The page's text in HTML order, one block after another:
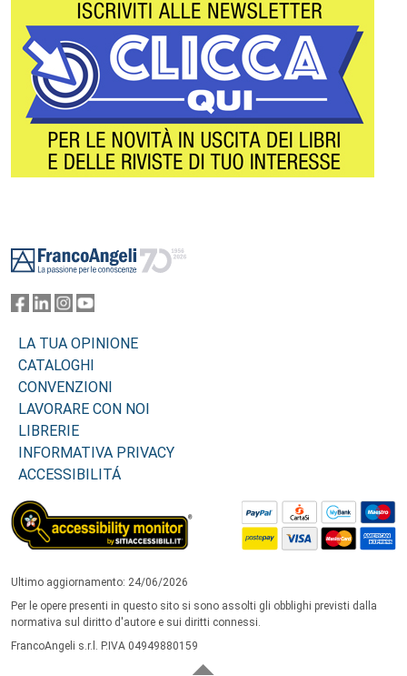
LA TUA OPINIONE
CATALOGHI
CONVENZIONI
LAVORARE CON NOI
LIBRERIE
INFORMATIVA PRIVACY
ACCESSIBILITÁ
Ultimo aggiornamento: 24/06/2026
Per le opere presenti in questo sito si sono assolti gli obblighi previsti dalla
normativa sul diritto d'autore e sui diritti connessi.
FrancoAngeli s.r.l. P.IVA 04949880159